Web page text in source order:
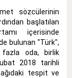
sözcülerinin
başlatılan
içerisinde
bulunan "Türk",
fazla oda, birlik
2018 tarihli
tespit ve